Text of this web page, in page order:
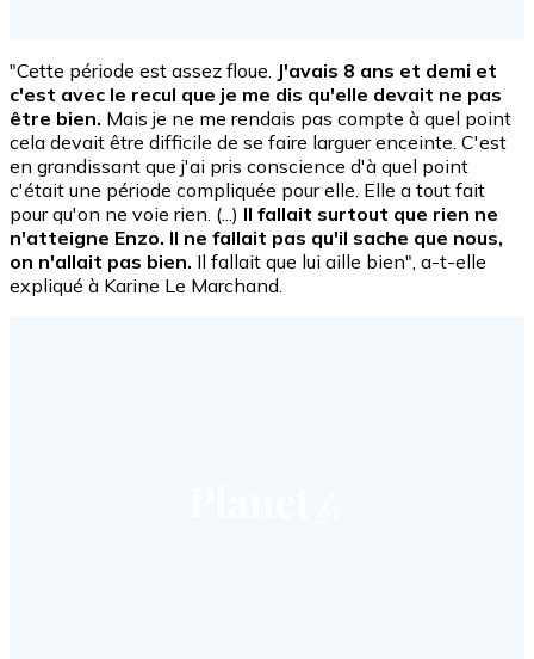
"Cette période est assez floue. J'avais 8 ans et demi et
c'est avec le recul que je me dis qu'elle devait ne pas
être bien. Mais je ne me rendais pas compte à quel point
cela devait être difficile de se faire larguer enceinte. C'est
en grandissant que j'ai pris conscience d'à quel point
c'était une période compliquée pour elle. Elle a tout fait
pour qu'on ne voie rien. (...) Il fallait surtout que rien ne
n'atteigne Enzo. Il ne fallait pas qu'il sache que nous,
on n'allait pas bien. Il fallait que lui aille bien", a-t-elle
expliqué à Karine Le Marchand.